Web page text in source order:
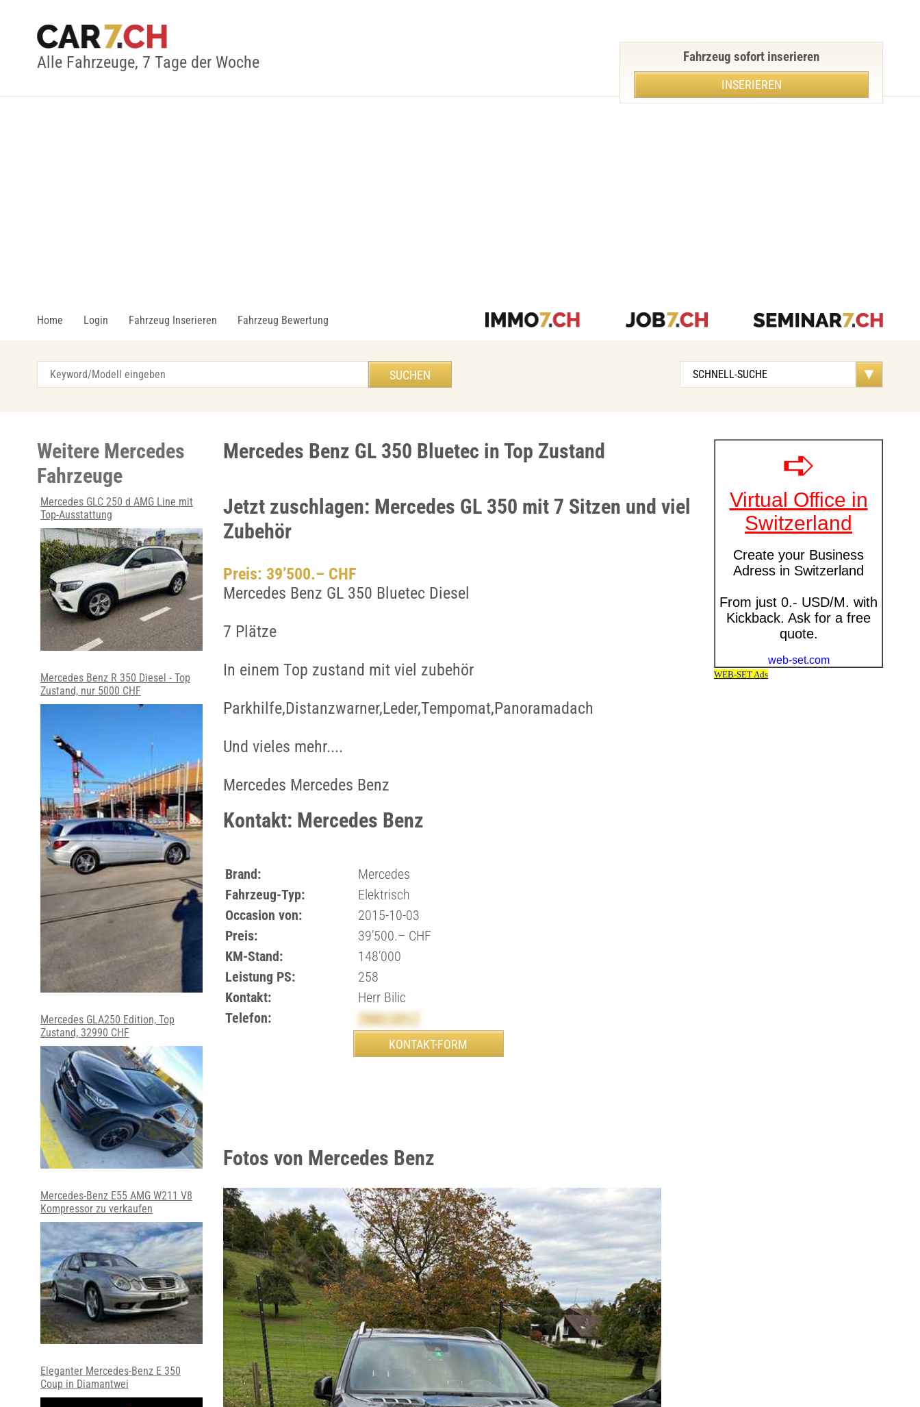
Alle Fahrzeuge, 7 Tage der Woche
Home Login Fahrzeug Inserieren Fahrzeug Bewertung
Fahrzeug sofort inserieren
INSERIEREN
Mercedes Benz GL 350 Bluetec in Top Zustand
Jetzt zuschlagen: Mercedes GL 350 mit 7 Sitzen und viel
Zubehör
Preis: 39’500.– CHF
Mercedes Benz GL 350 Bluetec Diesel
7 Plätze
In einem Top zustand mit viel zubehör
Parkhilfe,Distanzwarner,Leder,Tempomat,Panoramadach
Und vieles mehr....
Mercedes Mercedes Benz
Kontakt: Mercedes Benz
Brand:
Mercedes
Fahrzeug-Typ:
Elektrisch
Occasion von:
2015-10-03
Preis:
39’500.– CHF
KM-Stand:
148’000
Leistung PS:
258
Kontakt:
Herr Bilic
Telefon:
788515917
Fotos von Mercedes Benz
Weitere Mercedes
Fahrzeuge
Mercedes GLC 250 d AMG Line mit
Top-Ausstattung
Mercedes Benz R 350 Diesel - Top
Zustand, nur 5000 CHF
Mercedes GLA250 Edition, Top
Zustand, 32990 CHF
Mercedes-Benz E55 AMG W211 V8
Kompressor zu verkaufen
Eleganter Mercedes-Benz E 350
Coup in Diamantwei